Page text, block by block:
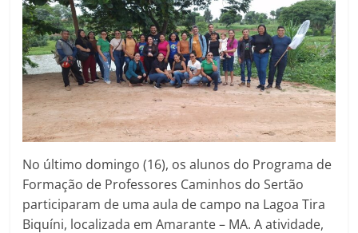
No último domingo (16), os alunos do Programa de
Formação de Professores Caminhos do Sertão
participaram de uma aula de campo na Lagoa Tira
Biquíni, localizada em Amarante – MA. A atividade,